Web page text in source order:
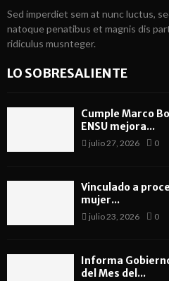
Sed imperdiet sem at nunc luctus,
natoque penatibus et magnis dis
ridiculus musnteger.
LO SOBRESALIENTE
Cumple Marco
ENSU mejora...
julio 27, 2026 0
Vinculado a
mujer...
julio 23, 2026 0
Informa
del Mes del...